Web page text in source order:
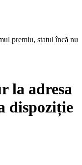
premiu, statul încă nu
la adresa
dispoziție